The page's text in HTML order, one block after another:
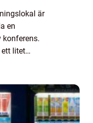
är
en
ett litet